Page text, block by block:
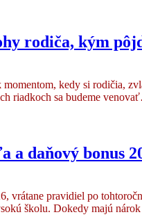
rodiča, kým
kedy si rodičia,
riadkoch sa budeme
a daňový bonus
vrátane pravidiel po
školu. Dokedy majú